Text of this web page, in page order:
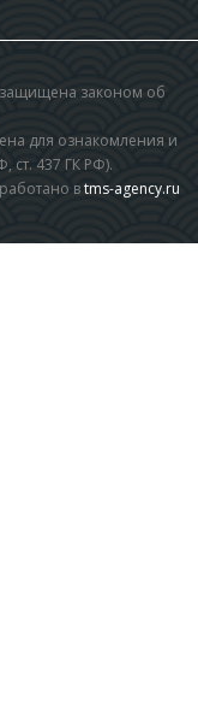
законом об
для ознакомления и
cт. 437 ГК РФ).
вtms-agency.ru